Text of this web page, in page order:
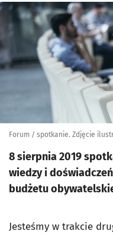
Kliknij, aby powiększyć
Forum / spotkanie. Zdjęcie
8 sierpnia 2019
wiedzy i
budżetu
Jesteśmy w trakcie